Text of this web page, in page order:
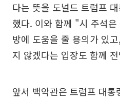
다는 뜻을 도널드 트럼프
했다. 이와 함께 "시 주석
방에 도움을 줄 용의가 있
지 않겠다는 입장도 함께
앞서 백악관은 트럼프 대